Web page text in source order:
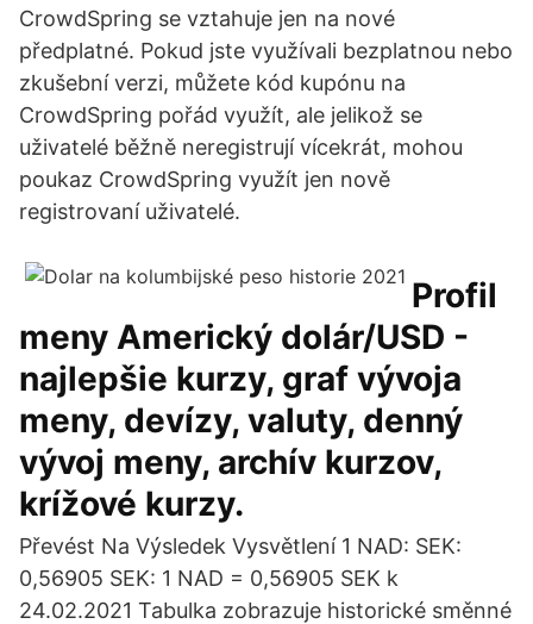
CrowdSpring se vztahuje jen na nové
předplatné. Pokud jste využívali bezplatnou nebo
zkušební verzi, můžete kód kupónu na
CrowdSpring pořád využít, ale jelikož se
uživatelé běžně neregistrují vícekrát, mohou
poukaz CrowdSpring využít jen nově
registrovaní uživatelé.
Profil
meny Americký dolár/USD -
najlepšie kurzy, graf vývoja
meny, devízy, valuty, denný
vývoj meny, archív kurzov,
krížové kurzy.
Převést Na Výsledek Vysvětlení 1 NAD: SEK:
0,56905 SEK: 1 NAD = 0,56905 SEK k
24.02.2021 Tabulka zobrazuje historické směnné